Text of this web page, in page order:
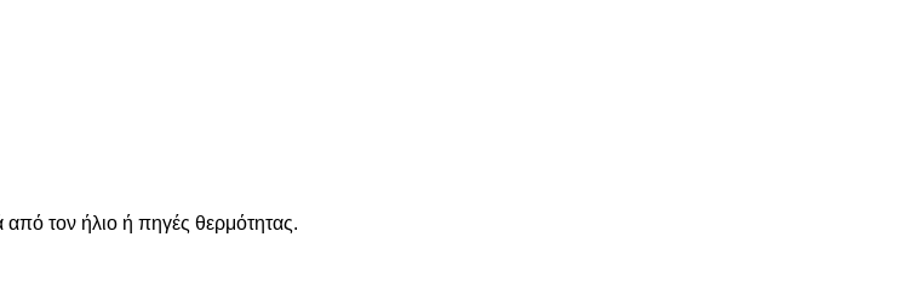
από τον ήλιο ή πηγές θερμότητας.